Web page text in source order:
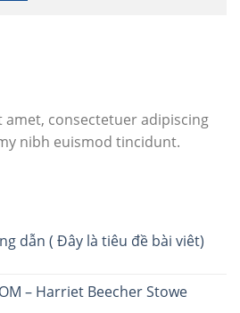
consectetuer adipiscing
nibh euismod tincidunt.
dẫn ( Đây là tiêu đề bài viêt)
– Harriet Beecher Stowe